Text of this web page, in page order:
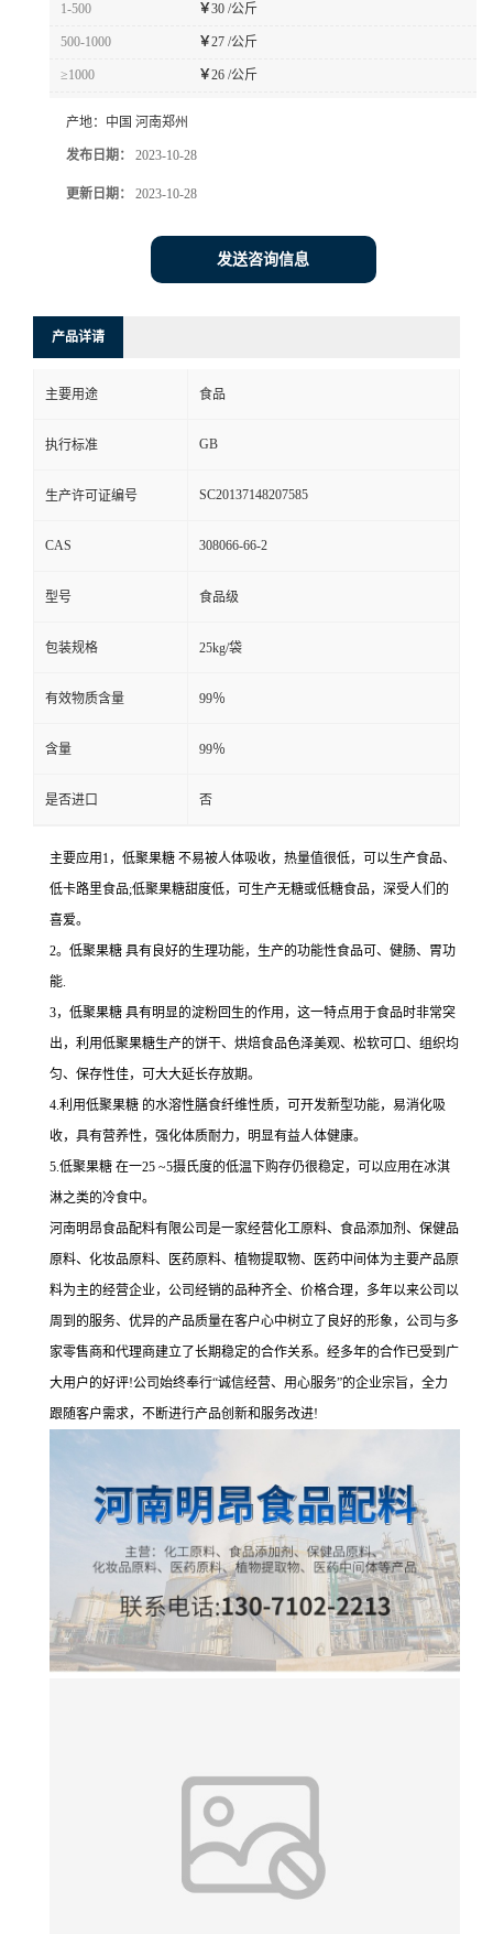
1-500 ￥30 /公斤
500-1000 ￥27 /公斤
≥1000 ￥26 /公斤
产地： 中国 河南郑州
发布日期： 2023-10-28
更新日期： 2023-10-28
发送咨询信息
产品详请
主要用途 食品
执行标准 GB
生产许可证编号 SC20137148207585
CAS 308066-66-2
型号 食品级
包装规格 25kg/袋
有效物质含量 99％
含量 99％
是否进口 否
主要应用1，低聚果糖 不易被人体吸收，热量值很低，可以生产食品、
低卡路里食品;低聚果糖甜度低，可生产无糖或低糖食品，深受人们的
喜爱。
2。低聚果糖 具有良好的生理功能，生产的功能性食品可、健肠、胃功
能.
3，低聚果糖 具有明显的淀粉回生的作用，这一特点用于食品时非常突
出，利用低聚果糖生产的饼干、烘焙食品色泽美观、松软可口、组织均
匀、保存性佳，可大大延长存放期。
4.利用低聚果糖 的水溶性膳食纤维性质，可开发新型功能，易消化吸
收，具有营养性，强化体质耐力，明显有益人体健康。
5.低聚果糖 在一25 ~5摄氏度的低温下购存仍很稳定，可以应用在冰淇
淋之类的冷食中。
河南明昂食品配料有限公司是一家经营化工原料、食品添加剂、保健品
原料、化妆品原料、医药原料、植物提取物、医药中间体为主要产品原
料为主的经营企业，公司经销的品种齐全、价格合理，多年以来公司以
周到的服务、优异的产品质量在客户心中树立了良好的形象，公司与多
家零售商和代理商建立了长期稳定的合作关系。经多年的合作已受到广
大用户的好评!公司始终奉行“诚信经营、用心服务”的企业宗旨，全力
跟随客户需求，不断进行产品创新和服务改进!